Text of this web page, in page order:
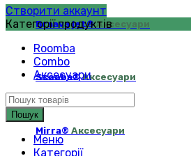
Braava jet®Аксесуари
Scooba®Аксесуари
Mirra® Аксесуари
Створити аккаунт
Категорії продуктів
Roomba
Combo
Аксесуари
Пошук
Меню
Категорії